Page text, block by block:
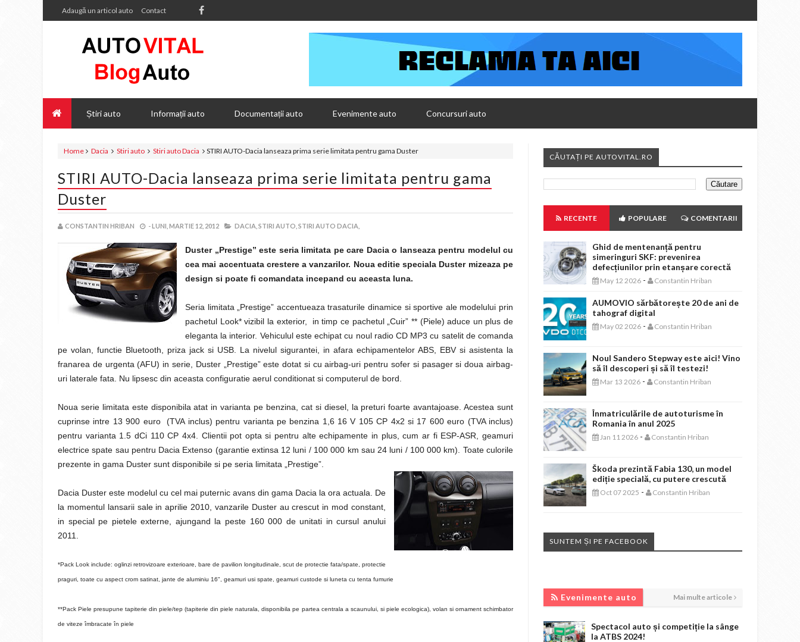
Adaugă un articol auto Contact
Știri auto Informații auto Documentații auto Evenimente auto Concursuri auto
Home Dacia Stiri auto Stiri auto Dacia STIRI AUTO-Dacia lanseaza prima serie limitata pentru gama Duster
STIRI AUTO-Dacia lanseaza prima serie limitata pentru gama
Duster
CONSTANTIN HRIBAN -LUNI, MARTIE 12, 2012 DACIA, STIRI AUTO, STIRI AUTO DACIA,
Duster „Prestige” este seria limitata pe care Dacia o lanseaza pentru modelul cu
cea mai accentuata crestere a vanzarilor. Noua editie speciala Duster mizeaza pe
design si poate fi comandata incepand cu aceasta luna.
Seria limitata „Prestige” accentueaza trasaturile dinamice si sportive ale modelului prin
pachetul Look* vizibil la exterior, in timp ce pachetul „Cuir” ** (Piele) aduce un plus de
eleganta la interior. Vehiculul este echipat cu noul radio CD MP3 cu satelit de comanda
pe volan, functie Bluetooth, priza jack si USB. La nivelul sigurantei, in afara echipamentelor ABS, EBV si asistenta la
franarea de urgenta (AFU) in serie, Duster „Prestige” este dotat si cu airbag-uri pentru sofer si pasager si doua airbag-
uri laterale fata. Nu lipsesc din aceasta configuratie aerul conditionat si computerul de bord.
Noua serie limitata este disponibila atat in varianta pe benzina, cat si diesel, la preturi foarte avantajoase. Acestea sunt
cuprinse intre 13 900 euro (TVA inclus) pentru varianta pe benzina 1,6 16 V 105 CP 4x2 si 17 600 euro (TVA inclus)
pentru varianta 1.5 dCi 110 CP 4x4. Clientii pot opta si pentru alte echipamente in plus, cum ar fi ESP-ASR, geamuri
electrice spate sau pentru Dacia Extenso (garantie extinsa 12 luni / 100 000 km sau 24 luni / 100 000 km). Toate culorile
prezente in gama Duster sunt disponibile si pe seria limitata „Prestige”.
Dacia Duster este modelul cu cel mai puternic avans din gama Dacia la ora actuala. De
la momentul lansarii sale in aprilie 2010, vanzarile Duster au crescut in mod constant,
in special pe pietele externe, ajungand la peste 160 000 de unitati in cursul anului
2011.
*Pack Look include: oglinzi retrovizoare exterioare, bare de pavilion longitudinale, scut de protectie fata/spate, protectie
praguri, toate cu aspect crom satinat, jante de aluminiu 16", geamuri usi spate, geamuri custode si luneta cu tenta fumurie
**Pack Piele presupune tapiterie din piele/tep (tapiterie din piele naturala, disponibila pe partea centrala a scaunului, si piele ecologica), volan si ornament schimbator
de viteze îmbracate în piele
CĂUTAȚI PE AUTOVITAL.RO
RECENTE POPULARE COMENTARII
Ghid de mentenanță pentru
simeringuri SKF: prevenirea
defecțiunilor prin etanșare corectă
May 12 2026 - Constantin Hriban
AUMOVIO sărbătorește 20 de ani de
tahograf digital
May 02 2026 - Constantin Hriban
Noul Sandero Stepway este aici! Vino
să îl descoperi și să îl testezi!
Mar 13 2026 - Constantin Hriban
Înmatriculările de autoturisme în
Romania în anul 2025
Jan 11 2026 - Constantin Hriban
Škoda prezintă Fabia 130, un model
ediție specială, cu putere crescută
Oct 07 2025 - Constantin Hriban
SUNTEM ȘI PE FACEBOOK
Evenimente auto Mai multe articole
Spectacol auto și competiție la sânge
la ATBS 2024!